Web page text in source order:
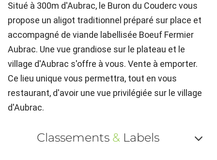
Situé à 300m d'Aubrac, le Buron du Couderc vous
propose un aligot traditionnel préparé sur place et
accompagné de viande labellisée Boeuf Fermier
Aubrac. Une vue grandiose sur le plateau et le
village d'Aubrac s'offre à vous. Vente à emporter.
Ce lieu unique vous permettra, tout en vous
restaurant, d'avoir une vue privilégiée sur le village
d'Aubrac.
Classements &Labels